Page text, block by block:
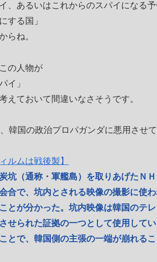
、あるいはこれからのスパイになる
する国」
らね。
の人物が
イ」
えておいて間違いなさそうです。
韓国の政治プロパガンダに悪用させ
ルムは戦後製】
坑（通称・軍艦島）を取りあげたＮ
合で、坑内とされる映像の撮影に使
とが分かった。坑内映像は韓国のテ
せられた証拠の一つとして使用して
とで、韓国側の主張の一端が崩れるこ